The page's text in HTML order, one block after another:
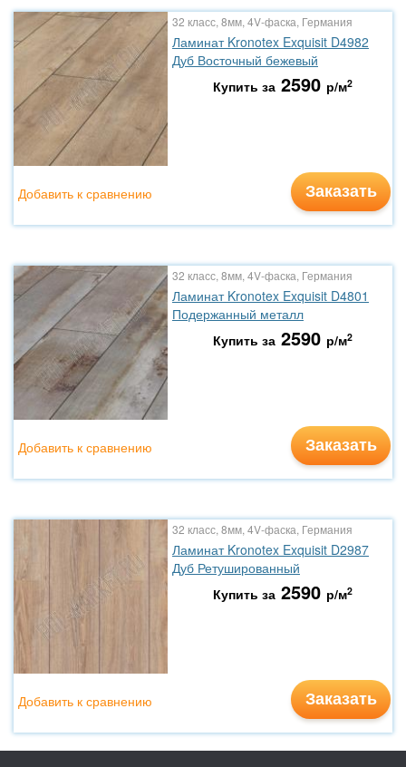
32 класс, 8мм, 4V-фаска, Германия
Ламинат Kronotex Exquisit D4982
Дуб Восточный бежевый
Купить за 2590 р/м2
Заказать
Добавить к сравнению
32 класс, 8мм, 4V-фаска, Германия
Ламинат Kronotex Exquisit D4801
Подержанный металл
Купить за 2590 р/м2
Заказать
Добавить к сравнению
32 класс, 8мм, 4V-фаска, Германия
Ламинат Kronotex Exquisit D2987
Дуб Ретушированный
Купить за 2590 р/м2
Заказать
Добавить к сравнению